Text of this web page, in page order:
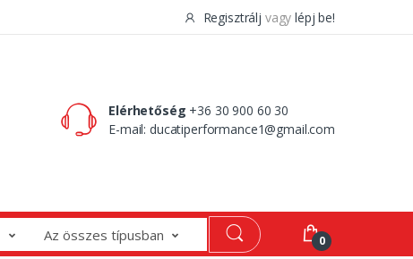
Regisztrálj vagy lépj be!
Elérhetőség +36 30 900 60 30
E-mail:ducatiperformance1@gmail.com
Az összes típusban 0